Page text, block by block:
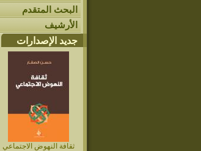
البحث المتقدم
الأرشيف
جديد الإصدارات
ثقافة النهوض الاجتماعي